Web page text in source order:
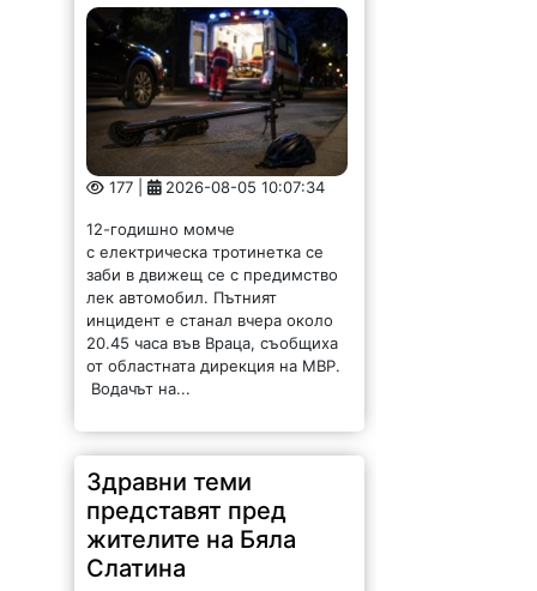
177 | 2026-08-05 10:07:34
12-годишно момче
с електрическа тротинетка се
заби в движещ се с предимство
лек автомобил. Пътният
инцидент е станал вчера около
20.45 часа във Враца, съобщиха
от областната дирекция на МВР.
Водачът на...
Здравни теми
представят пред
жителите на Бяла
Слатина